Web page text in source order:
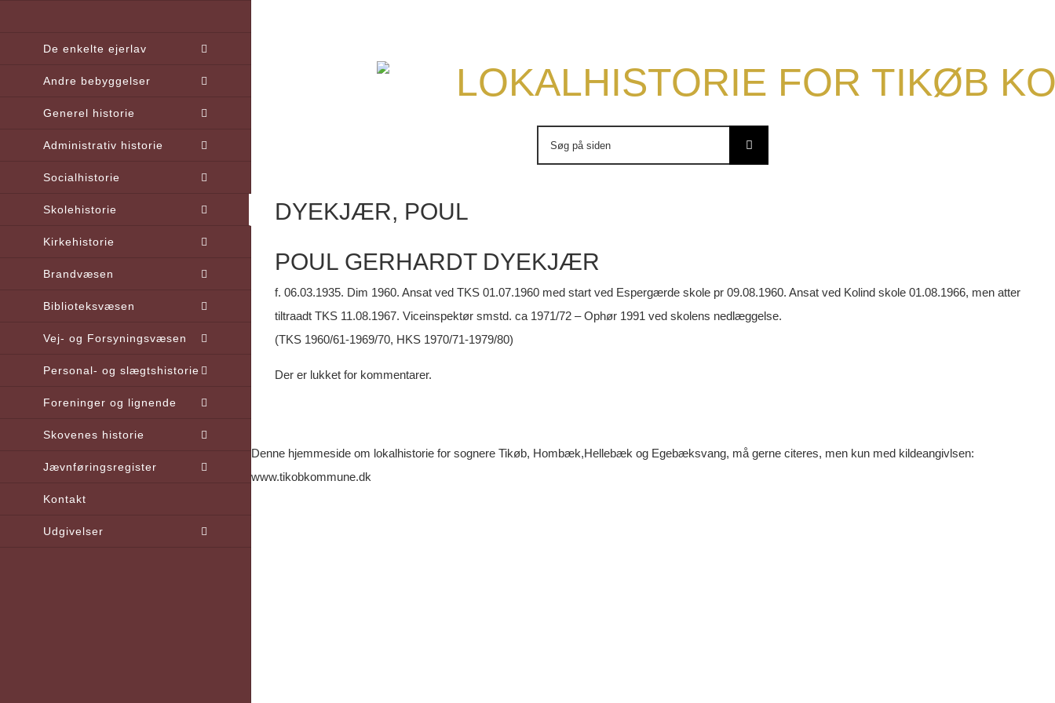
De enkelte ejerlav
Andre bebyggelser
Generel historie
Administrativ historie
Socialhistorie
Skolehistorie
Kirkehistorie
Brandvæsen
Biblioteksvæsen
Vej- og Forsyningsvæsen
Personal- og slægtshistorie
Foreninger og lignende
Skovenes historie
Jævnføringsregister
Kontakt
Udgivelser
LOKALHISTORIE FOR TIKØB
DYEKJÆR, POUL
POUL GERHARDT DYEKJÆR
f. 06.03.1935. Dim 1960. Ansat ved TKS 01.07.1960 med start ved Espergærde skole pr 09.08.1960. Ansat ved Kolind skole 01.08.1966, men atter
tiltraadt TKS 11.08.1967. Viceinspektør smstd. ca 1971/72 – Ophør 1991 ved skolens nedlæggelse.
(TKS 1960/61-1969/70, HKS 1970/71-1979/80)
Der er lukket for kommentarer.
Denne hjemmeside om lokalhistorie for sognere Tikøb, Hombæk,Hellebæk og Egebæksvang, må gerne citeres, men kun med kildeangivlsen:
www.tikobkommune.dk